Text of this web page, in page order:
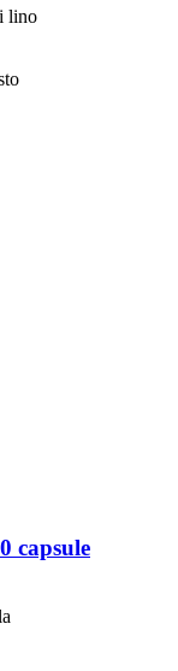
lino
capsule